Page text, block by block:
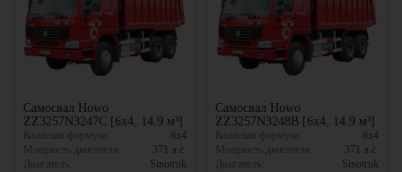
Самосвал Howo
ZZ3257N3247C [6x4, 14.9 м³]
Колёсная формула:
6x4
Мощность двигателя:
371 л.с.
Двигатель:
Sinotruk
Самосвал Howo
ZZ3257N3248B [6x4, 14.9 м³]
Колёсная формула:
6x4
Мощность двигателя:
371 л.с.
Двигатель:
Sinotruk